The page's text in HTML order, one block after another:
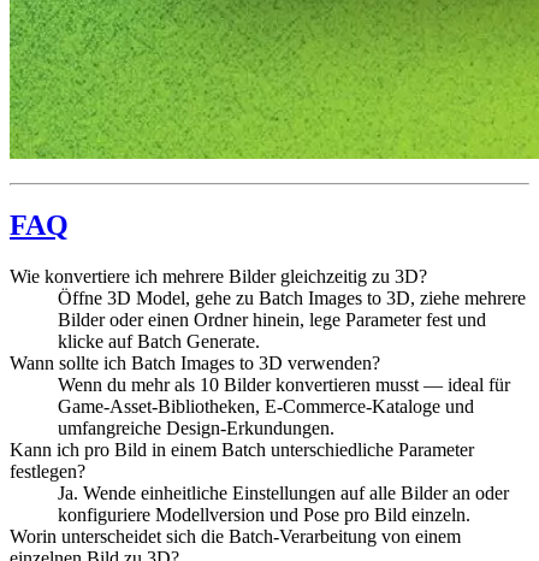
FAQ
Wie konvertiere ich mehrere Bilder gleichzeitig zu 3D?
Öffne 3D Model, gehe zu Batch Images to 3D, ziehe mehrere
Bilder oder einen Ordner hinein, lege Parameter fest und
klicke auf Batch Generate.
Wann sollte ich Batch Images to 3D verwenden?
Wenn du mehr als 10 Bilder konvertieren musst — ideal für
Game-Asset-Bibliotheken, E-Commerce-Kataloge und
umfangreiche Design-Erkundungen.
Kann ich pro Bild in einem Batch unterschiedliche Parameter
festlegen?
Ja. Wende einheitliche Einstellungen auf alle Bilder an oder
konfiguriere Modellversion und Pose pro Bild einzeln.
Worin unterscheidet sich die Batch-Verarbeitung von einem